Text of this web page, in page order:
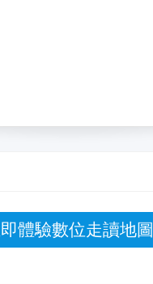
體驗數位走讀地圖